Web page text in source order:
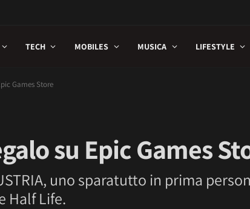
TECH MOBILES MUSICA LIFESTYLE
Games Store
su Epic Games
uno sparatutto in prima
Half Life.